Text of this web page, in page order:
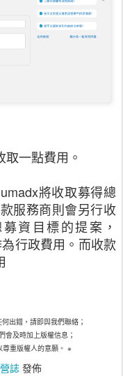
一點費用。
umadx將收取募得總
服務商則會另行收
資目標的提案，
行政費用。而收款
出錯，請即與我們聯絡；
會及時加上版權信息；
重版權人的意願。 ※
誌發佈